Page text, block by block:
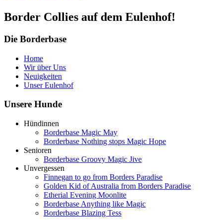
Border Collies auf dem Eulenhof!
Die Borderbase
Home
Wir über Uns
Neuigkeiten
Unser Eulenhof
Unsere Hunde
Hündinnen
Borderbase Magic May
Borderbase Nothing stops Magic Hope
Senioren
Borderbase Groovy Magic Jive
Unvergessen
Finnegan to go from Borders Paradise
Golden Kid of Australia from Borders Paradise
Etherial Evening Moonlite
Borderbase Anything like Magic
Borderbase Blazing Tess